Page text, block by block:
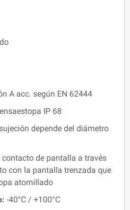
A acc. según EN 62444
IP 68
depende del diámetro
contacto de pantalla a través
con la pantalla trenzada que
atornillado
-40°C / +100°C